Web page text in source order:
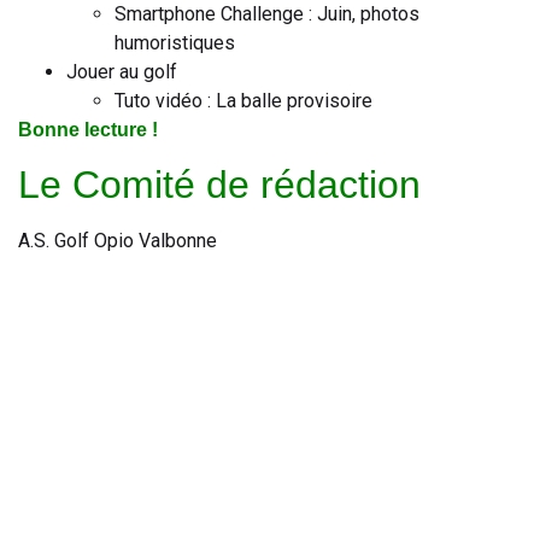
Smartphone Challenge : Juin, photos
humoristiques
Jouer au golf
Tuto vidéo : La balle provisoire
Bonne lecture !
Le Comité de rédaction
A.S. Golf Opio Valbonne